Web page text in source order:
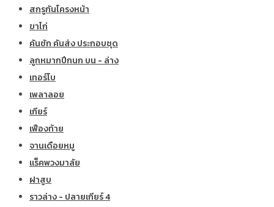
สกรูกันโครงหน้า
ขาไก่
คันชัก คันส่ง ประกอบชุด
ลูกหมากปีกนก บน - ล่าง
เทอร์โบ
เพลาลอย
เกียร์
เฟืองท้าย
จานเดือยหมู
แร็คพวงมาลัย
ฝาสูบ
ราวล่าง - ปลายเกียร์ 4